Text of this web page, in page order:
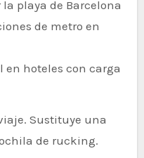
playa de Barcelona
de metro en
en hoteles con carga
Sustituye una
de rucking.